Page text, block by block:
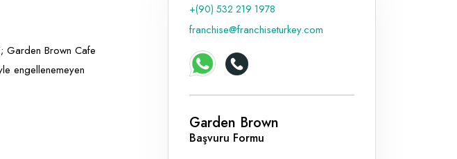
Hakkımızda
Garden Brown Cafe
engellenemeyen
+(90) 532 219 1978
franchise@franchiseturkey.com
Garden Brown
Başvuru Formu